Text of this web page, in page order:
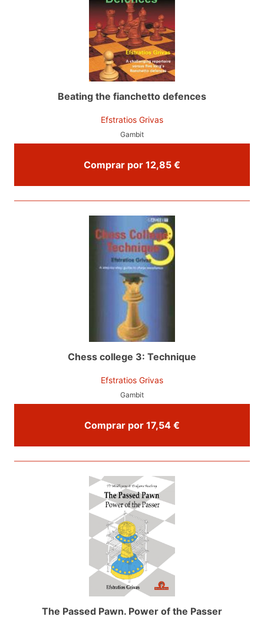
Beating the fianchetto defences
Efstratios Grivas
Gambit
Comprar por 12,85 €
Chess college 3: Technique
Efstratios Grivas
Gambit
Comprar por 17,54 €
The Passed Pawn. Power of the Passer